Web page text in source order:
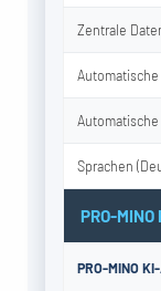
Zentrale
Sprachen
PRO-
PRO-MINO